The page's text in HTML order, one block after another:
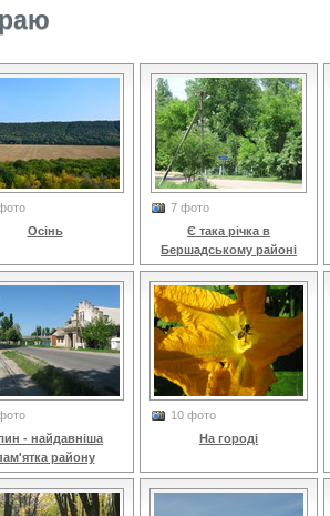
Осінь
7 фото
Є така річка в
Бершадському районі
- найдавніша
району
10 фото
На городі